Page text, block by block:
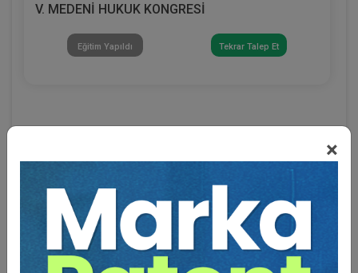
×
V. MEDENİ HUKUK KONGRESİ
Eğitim Yapıldı Tekrar Talep Et
Eğitmen Hakkında